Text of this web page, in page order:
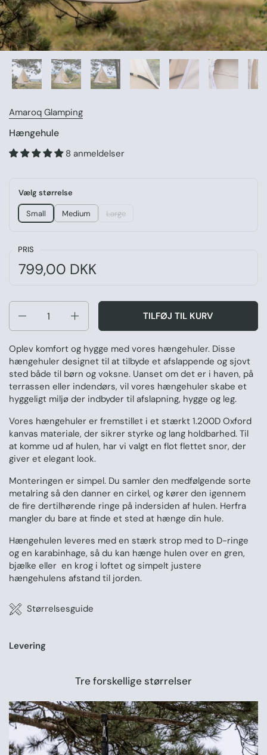
Amaroq Glamping
Hængehule
8 anmeldelser
Vælg størrelse
Small Medium Large
PRIS
Pris:
799,00 DKK
Normal pris:
TILFØJ TIL KURV
Oplev komfort og hygge med vores hængehuler. Disse
hængehuler designet til at tilbyde et afslappende og sjovt
sted både til børn og voksne. Uanset om det er i haven, på
terrassen eller indendørs, vil vores hængehuler skabe et
hyggeligt miljø der indbyder til afslapning, hygge og leg.
Vores hængehuler er fremstillet i et stærkt 1.200D Oxford
kanvas materiale, der sikrer styrke og lang holdbarhed. Til
at komme ud af hulen, har vi valgt en flot flettet snor, der
giver et elegant look.
Monteringen er simpel. Du samler den medfølgende sorte
metalring så den danner en cirkel, og kører den igennem
de fire dertilhørende ringe på indersiden af hulen. Herfra
mangler du bare at finde et sted at hænge din hule.
Hængehulen leveres med en stærk strop med to D-ringe
og en karabinhage, så du kan hænge hulen over en gren,
bjælke eller en krog i loftet og simpelt justere
hængehulens afstand til jorden.
Størrelsesguide
Levering
Tre forskellige størrelser